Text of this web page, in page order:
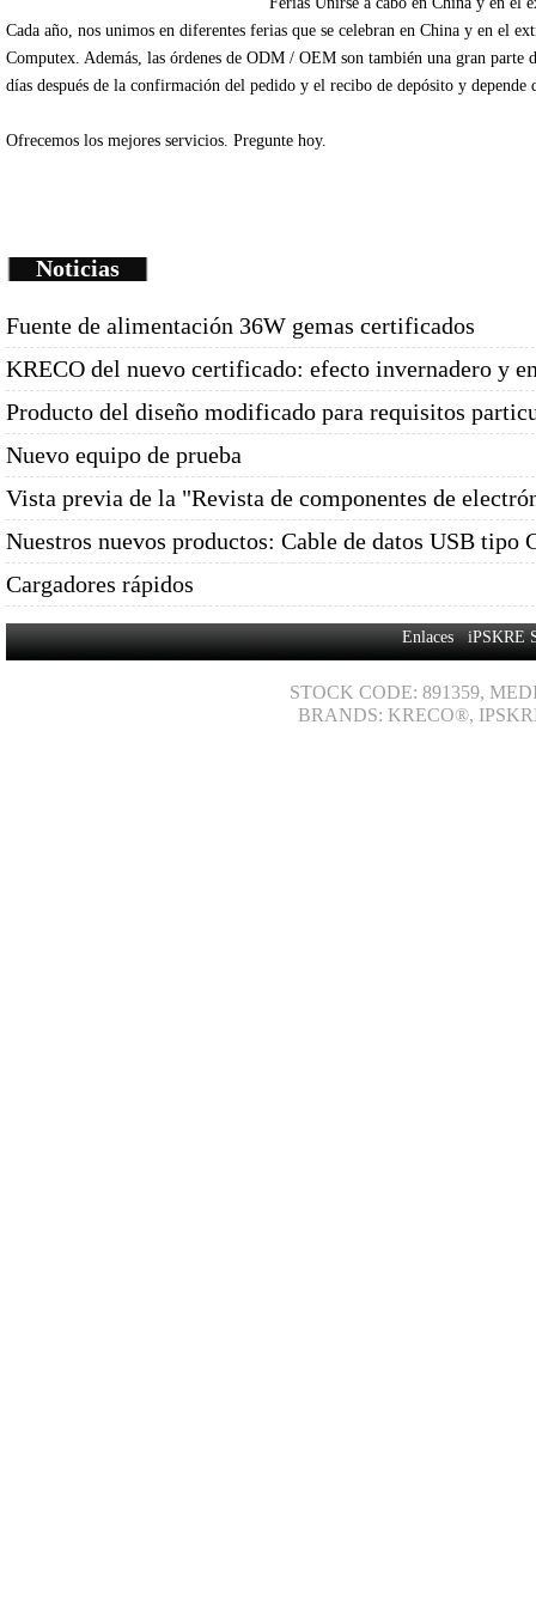
Cada año , nos unimos en diferentes ferias que se celebran en China y en el
Computex Además , las órdenes de ODM / OEM son también una gran parte
días después de la confirmación del pedido y el recibo de depósito y depende
Ofrecemos los mejores servicios. Pregunte hoy.
Noticias
Fuente de alimentación 36W gemas certificados
KRECO del nuevo certificado: efecto invernadero y
Producto del diseño modificado para requisitos
Nuevo equipo de prueba
Vista previa de la "Revista de componentes de
Nuestros nuevos productos: Cable de datos USB tipo
Cargadores rápidos
EnlacesiPSKRE
STOCK CODE: 891359,
BRANDS: KRECO®,